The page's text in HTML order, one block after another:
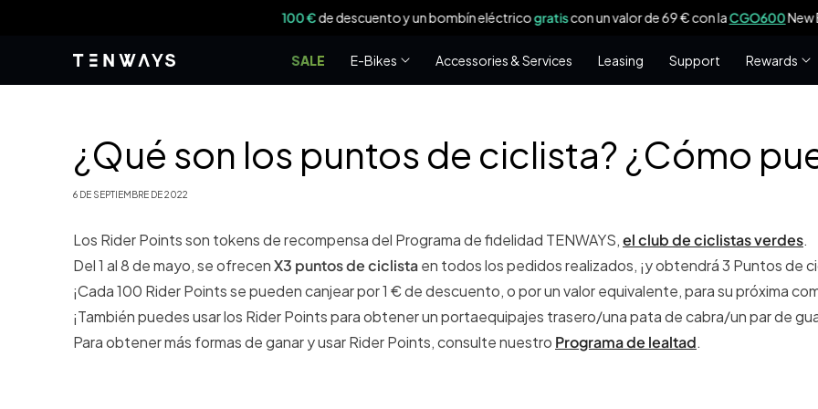
100 €de descuento y un transportín traserogratispor valor de
SALE E-Bikes Accessories & Services Leasing Support Rewards
¿Qué son los puntos de ciclista? ¿Cómo
6 DE SEPTIEMBRE DE 2022
Los Rider Points son tokens de recompensa del Programa de fidelidad TENWAYS,el club de ciclistas verdes.
Del 1 al 8 de mayo, se ofrecenX3 puntos de ciclistaen todos los pedidos realizados, ¡y obtendrá 3 Puntos de
¡Cada 100 Rider Points se pueden canjear por 1 € de descuento, o por un valor equivalente, para su próxima
¡También puedes usar los Rider Points para obtener un portaequipajes trasero/una pata de cabra/un par de
Para obtener más formas de ganar y usar Rider Points, consulte nuestro Programa de lealtad.